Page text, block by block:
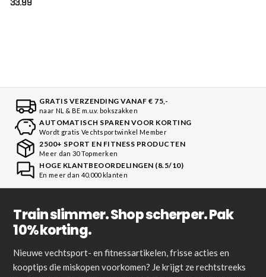
33.99
GRATIS VERZENDING VANAF € 75,-
naar NL & BE m.u.v. bokszakken
AUTOMATISCH SPAREN VOOR KORTING
Wordt gratis Vechtsportwinkel Member
2500+ SPORT EN FITNESS PRODUCTEN
Meer dan 30 Topmerken
HOGE KLANTBEOORDELINGEN (8.5/10)
En meer dan 40.000 klanten
Train slimmer. Shop scherper. Pak
10% korting.
Nieuwe vechtsport- en fitnessartikelen, frisse acties en
kooptips die miskopen voorkomen? Je krijgt ze rechtstreeks